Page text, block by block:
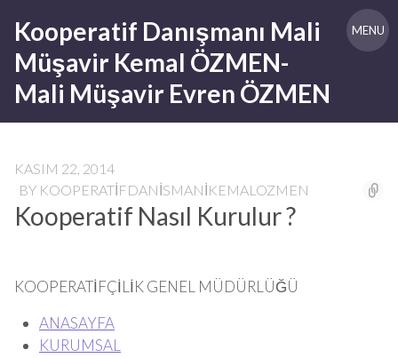
content
Kooperatif Danışmanı Mali
Müşavir Kemal ÖZMEN-
Mali Müşavir Evren ÖZMEN
MENU
KASIM 22, 2014
BY KOOPERATIFDANISMANIKEMALOZMEN
Kooperatif Nasıl Kurulur ?
KOOPERATİFÇİLİK GENEL MÜDÜRLÜĞÜ
ANASAYFA
KURUMSAL